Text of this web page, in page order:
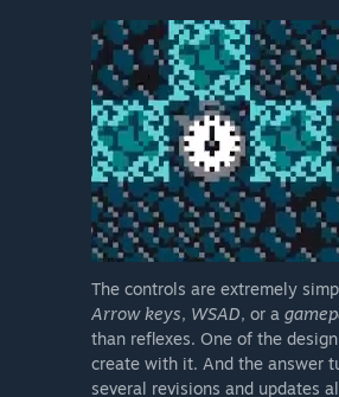
The controls are extremely
Arrow keys, WSAD, or a
than reflexes. One of the
create with it. And the answer
several revisions and updates